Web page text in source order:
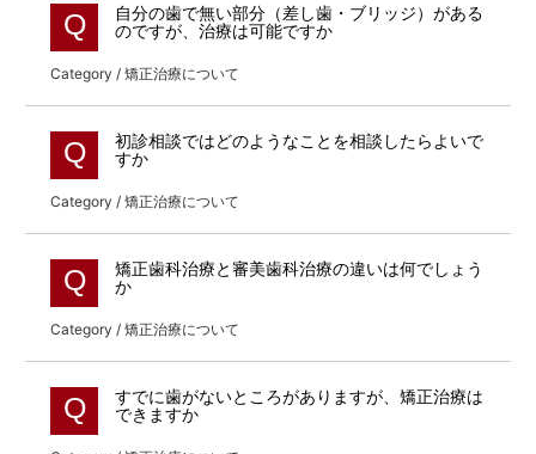
Q
自分の歯で無い部分（差し歯・ブリッジ）がある
のですが、治療は可能ですか
Category / 矯正治療について
Q
初診相談ではどのようなことを相談したらよいで
すか
Category / 矯正治療について
Q
矯正歯科治療と審美歯科治療の違いは何でしょう
か
Category / 矯正治療について
Q
すでに歯がないところがありますが、矯正治療は
できますか